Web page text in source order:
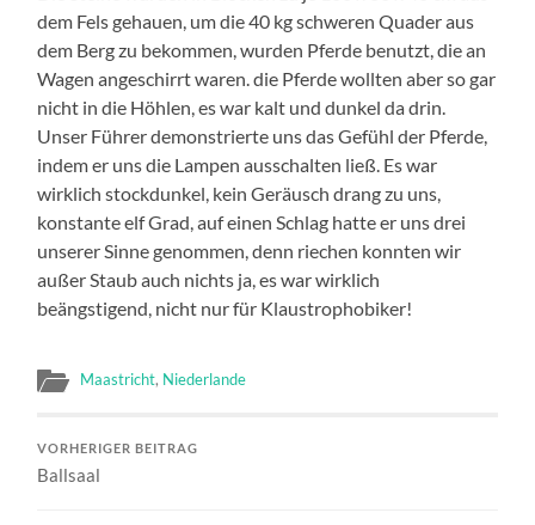
dem Fels gehauen, um die 40 kg schweren Quader aus
dem Berg zu bekommen, wurden Pferde benutzt, die an
Wagen angeschirrt waren. die Pferde wollten aber so gar
nicht in die Höhlen, es war kalt und dunkel da drin.
Unser Führer demonstrierte uns das Gefühl der Pferde,
indem er uns die Lampen ausschalten ließ. Es war
wirklich stockdunkel, kein Geräusch drang zu uns,
konstante elf Grad, auf einen Schlag hatte er uns drei
unserer Sinne genommen, denn riechen konnten wir
außer Staub auch nichts ja, es war wirklich
beängstigend, nicht nur für Klaustrophobiker!
Maastricht, Niederlande
VORHERIGER BEITRAG
Ballsaal